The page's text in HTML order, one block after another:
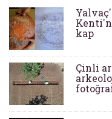
kap
Çinli